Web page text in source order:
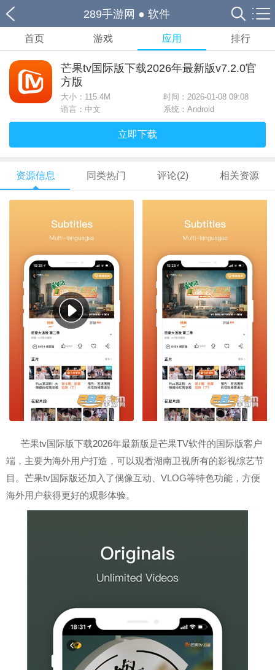
289手游网 ● 软件
首页 游戏 应用 排行
芒果tv国际版下载2026年最新版v7.2.0官
方版
大小： 115.4M
时间：2026-01-08 09:08
语言：中文
系统：Android
立即下载
资源信息 同类热门 评论(2) 相关资源
芒果tv国际版下载2026年最新版是芒果TV软件的国际版客户
端，主要为海外用户打造，可以观看湖南卫视所有的影视综艺节
目。芒果tv国际版还加入了偶像互动、VLOG等特色功能，方便
海外用户获得更好的观影体验。